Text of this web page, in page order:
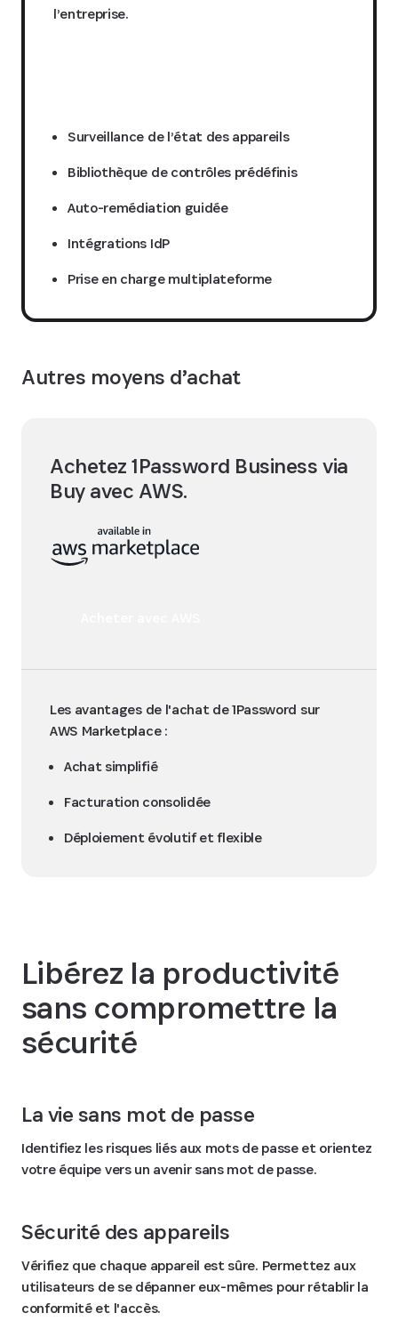
l’entreprise.
Surveillance de l’état des appareils
Bibliothèque de contrôles prédéfinis
Auto-remédiation guidée
Intégrations IdP
Prise en charge multiplateforme
Autres moyens d’achat
Achetez 1Password Business via
Buy avec AWS.
Les avantages de l'achat de 1Password sur
AWS Marketplace :
Achat simplifié
Facturation consolidée
Déploiement évolutif et flexible
Libérez la productivité
sans compromettre la
sécurité
La vie sans mot de passe
Identifiez les risques liés aux mots de passe et orientez
votre équipe vers un avenir sans mot de passe.
Sécurité des appareils
Vérifiez que chaque appareil est sûre. Permettez aux
utilisateurs de se dépanner eux-mêmes pour rétablir la
conformité et l'accès.